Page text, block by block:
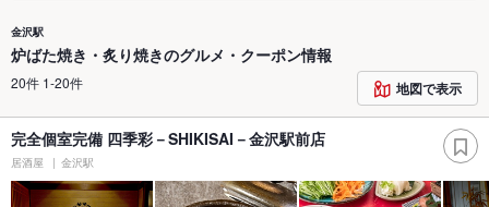
金沢駅
炉ばた焼き・炙り焼きのグルメ・クーポン情報
20件 1-20件 地図で表示
完全個室完備 四季彩－SHIKISAI－金沢駅前店
居酒屋 金沢駅